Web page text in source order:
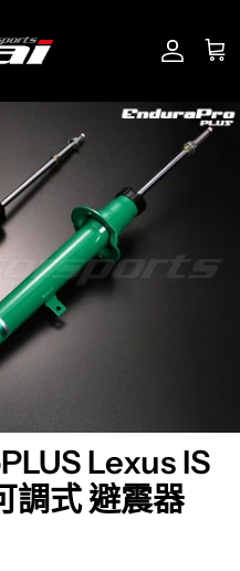
帳號購
Lexus IS
調式 避震器